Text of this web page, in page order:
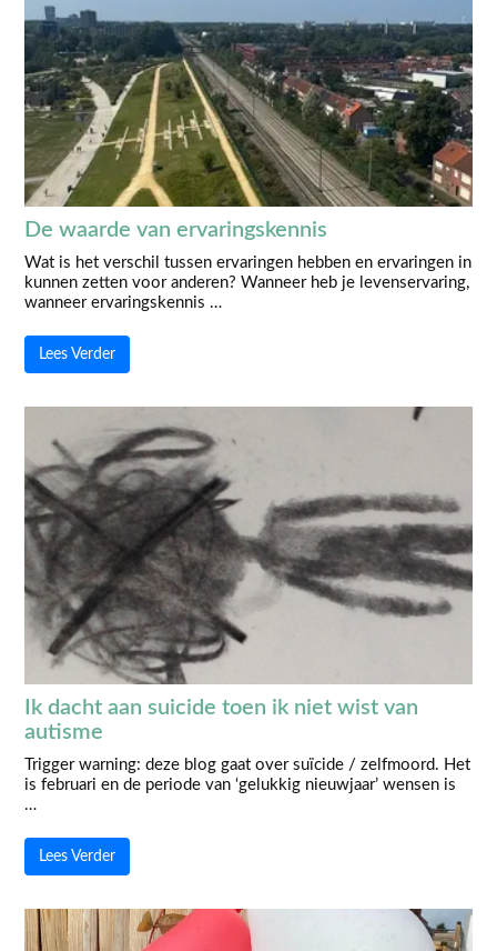
De waarde van ervaringskennis
Wat is het verschil tussen ervaringen hebben en ervaringen in
kunnen zetten voor anderen? Wanneer heb je levenservaring,
wanneer ervaringskennis …
Lees Verder
Ik dacht aan suicide toen ik niet wist van
autisme
Trigger warning: deze blog gaat over suïcide / zelfmoord. Het
is februari en de periode van ‘gelukkig nieuwjaar’ wensen is
…
Lees Verder